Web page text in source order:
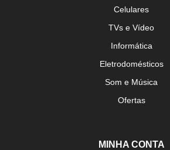
Celulares
TVs e Vídeo
Informática
Eletrodomésticos
Som e Música
Ofertas
MINHA CONTA